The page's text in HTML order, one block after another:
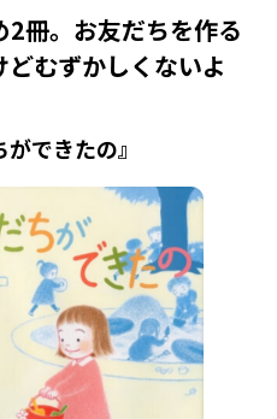
冊。お友だちを作る
むずかしくないよ
できたの』